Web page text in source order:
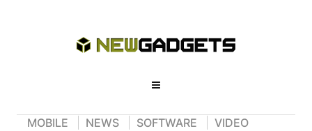
MOBILE NEWS SOFTWARE VIDEO